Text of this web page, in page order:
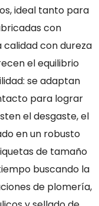
ideal tanto para
con
calidad con dureza
el equilibrio
se adaptan
para lograr
el desgaste, el
en un robusto
de tamaño
buscando la
de plomería,